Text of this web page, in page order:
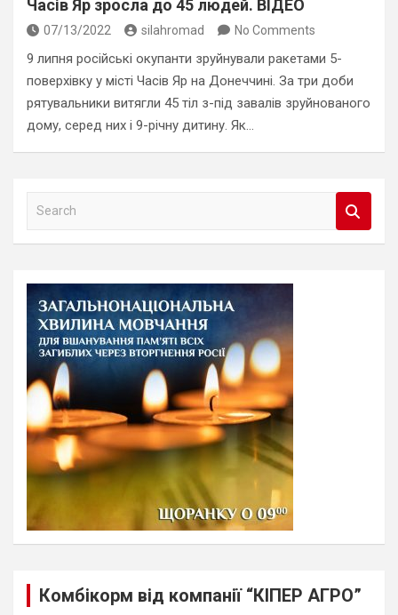
Часів Яр зросла до 45 людей. ВІДЕО
07/13/2022 silahromad No Comments
9 липня російські окупанти зруйнували ракетами 5-
поверхівку у місті Часів Яр на Донеччині. За три доби
рятувальники витягли 45 тіл з-під завалів зруйнованого
дому, серед них і 9-річну дитину. Як…
a
Комбікорм від компанії “КІПЕР АГРО”